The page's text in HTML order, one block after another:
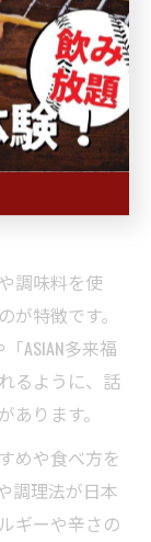
紹介
ない珍しいア
ば、ベトナム
のラープ（ハ
テ（串焼きピ
ーが揃って
調味料を使
特徴です。
ASIAN多来福
るように、話
ります。
めや食べ方を
調理法が日本
ギーや辛さの